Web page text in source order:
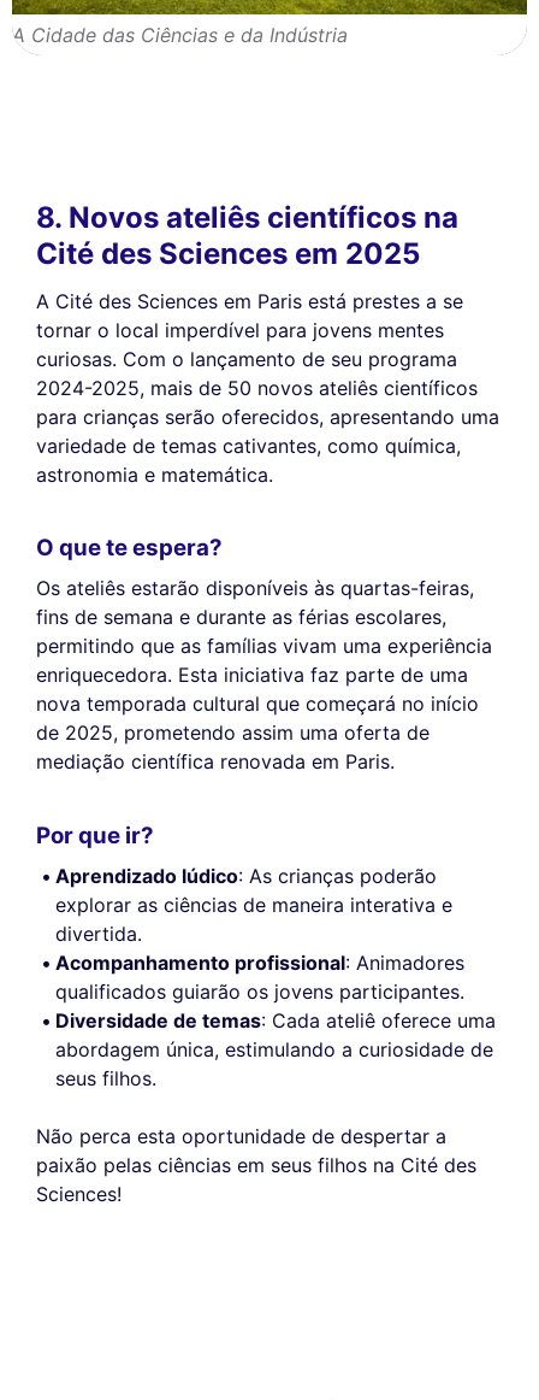
A Cidade das Ciências e da Indústria
8. Novos ateliês científicos na
Cité des Sciences em 2025
A Cité des Sciences em Paris está prestes a se
tornar o local imperdível para jovens mentes
curiosas. Com o lançamento de seu programa
2024-2025, mais de 50 novos ateliês científicos
para crianças serão oferecidos, apresentando uma
variedade de temas cativantes, como química,
astronomia e matemática.
O que te espera?
Os ateliês estarão disponíveis às quartas-feiras,
fins de semana e durante as férias escolares,
permitindo que as famílias vivam uma experiência
enriquecedora. Esta iniciativa faz parte de uma
nova temporada cultural que começará no início
de 2025, prometendo assim uma oferta de
mediação científica renovada em Paris.
Por que ir?
Aprendizado lúdico: As crianças poderão
explorar as ciências de maneira interativa e
divertida.
Acompanhamento profissional: Animadores
qualificados guiarão os jovens participantes.
Diversidade de temas: Cada ateliê oferece uma
abordagem única, estimulando a curiosidade de
seus filhos.
Não perca esta oportunidade de despertar a
paixão pelas ciências em seus filhos na Cité des
Sciences!